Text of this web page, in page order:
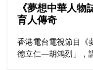
《夢想中華人
育人傳奇
香港電台電視節目《
德立仁—胡鴻烈」，